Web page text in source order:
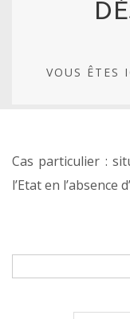
VOUS ÊTES
Cas particulier :
l’Etat en l’absence
Rechercher :